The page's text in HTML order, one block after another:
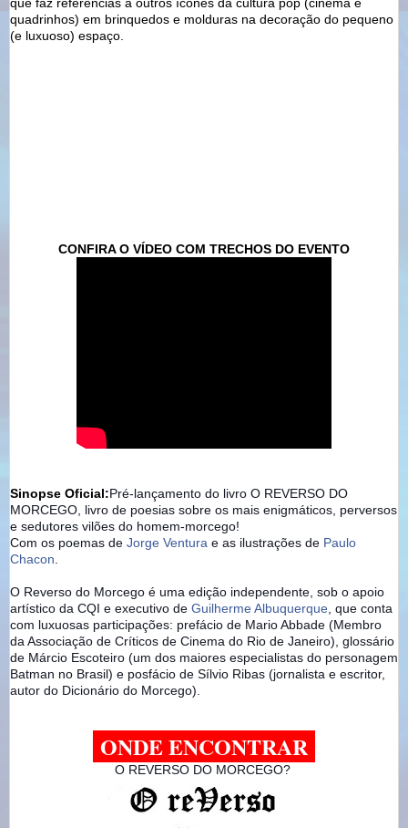
quadrinhos) em brinquedos e molduras na decoração do pequeno
(e luxuoso) espaço.
CONFIRA O VÍDEO COM TRECHOS DO EVENTO
Sinopse Oficial:Pré-lançamento do livro O REVERSO DO
MORCEGO, livro de poesias sobre os mais enigmáticos, perversos
e sedutores vilões do homem-morcego!
Com os poemas de Jorge Ventura e as ilustrações de Paulo
Chacon
O Reverso do Morcego é uma edição independente, sob o apoio
artístico da CQI e executivo de Guilherme Albuquerque , que conta
com luxuosas participações: prefácio de Mario Abbade (Membro
da Associação de Críticos de Cinema do Rio de Janeiro), glossário
de Márcio Escoteiro (um dos maiores especialistas do personagem
Batman no Brasil) e posfácio de Sílvio Ribas (jornalista e escritor,
autor do Dicionário do Morcego).
ONDE ENCONTRAR
O REVERSO DO MORCEGO?